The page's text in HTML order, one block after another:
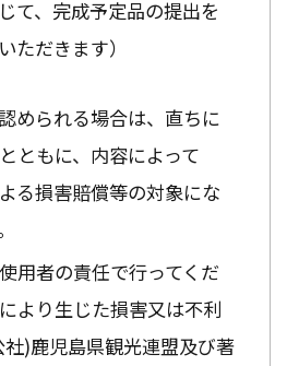
て、完成予定品の提出を
ただきます）
められる場合は、直ちに
ともに、内容によって
る損害賠償等の対象にな
用者の責任で行ってくだ
より生じた損害又は不利
)鹿児島県観光連盟及び著